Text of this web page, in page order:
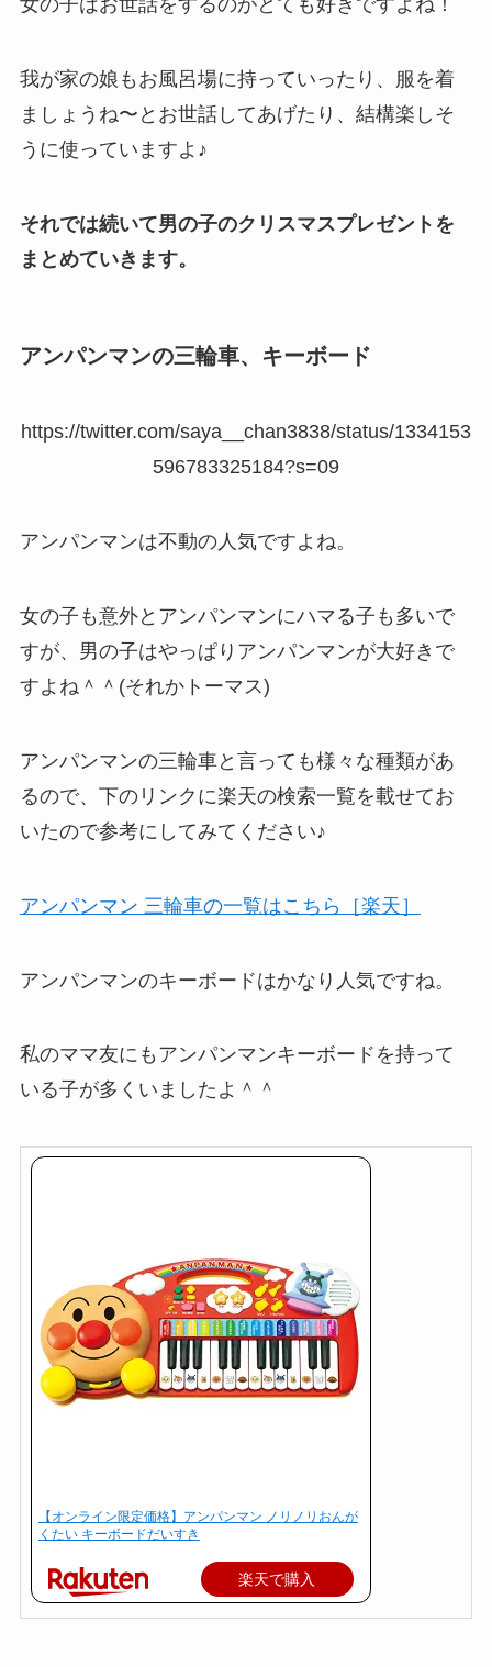
女の子はお世話をするのがとても好きですよね！
我が家の娘もお風呂場に持っていったり、服を着
ましょうね〜とお世話してあげたり、結構楽しそ
うに使っていますよ♪
それでは続いて男の子のクリスマスプレゼントを
まとめていきます。
アンパンマンの三輪車、キーボード
https://twitter.com/saya__chan3838/status/1334153
596783325184?s=09
アンパンマンは不動の人気ですよね。
女の子も意外とアンパンマンにハマる子も多いで
すが、男の子はやっぱりアンパンマンが大好きで
すよね＾＾(それかトーマス)
アンパンマンの三輪車と言っても様々な種類があ
るので、下のリンクに楽天の検索一覧を載せてお
いたので参考にしてみてください♪
アンパンマン 三輪車の一覧はこちら［楽天］
アンパンマンのキーボードはかなり人気ですね。
私のママ友にもアンパンマンキーボードを持って
いる子が多くいましたよ＾＾
【オンライン限定価格】アンパンマン ノリノリおんが
くたい キーボードだいすき
楽天で購入